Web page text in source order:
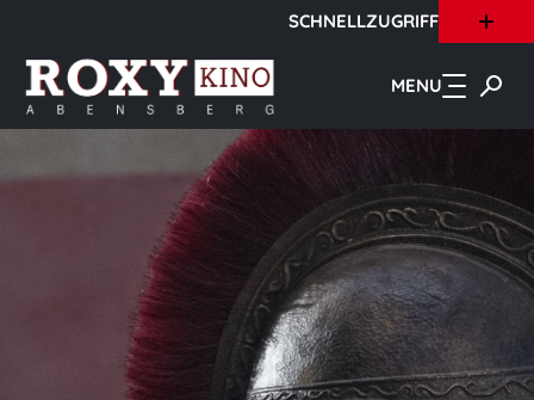
SCHNELLZUGRIFF
MENU